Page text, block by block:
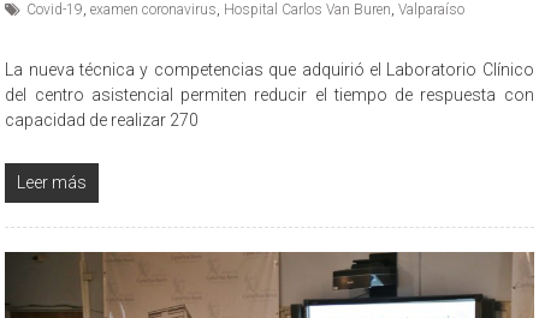
Covid-19,examen coronavirus, Hospital Carlos Van Buren,Valparaíso
La nueva técnica y competencias que adquirió el Laboratorio Clínico
del centro asistencial permiten reducir el tiempo de respuesta con
capacidad de realizar 270
Leer más